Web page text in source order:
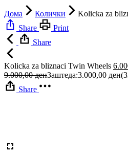
Дома Колички
Kolicka za
Share
Print
Share
Kolicka za bliznaci Twin Wheels
9.000,00денЗаштеда:3.000,00 ден
Share